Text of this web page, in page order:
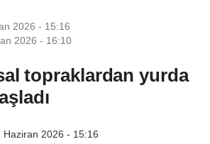
2026 - 15:16
2026 - 16:10
topraklardan yurda
Haziran 2026 - 15:16